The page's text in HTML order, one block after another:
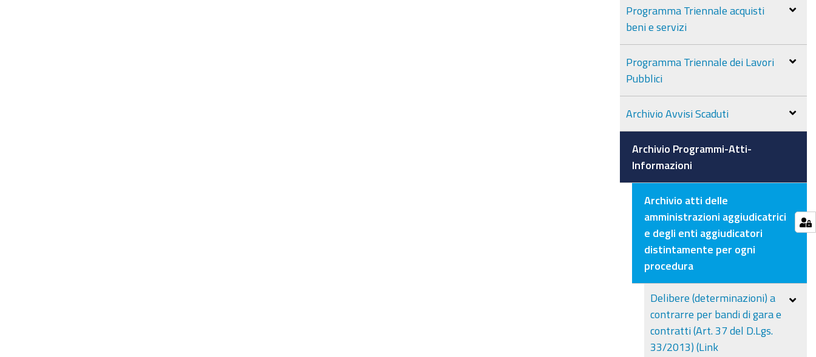
Programma Triennale acquisti
beni e servizi
Programma Triennale dei Lavori
Pubblici
Archivio Avvisi Scaduti
Archivio Programmi-Atti-
Informazioni
Archivio atti delle
amministrazioni aggiudicatrici
e degli enti aggiudicatori
distintamente per ogni
procedura
Delibere (determinazioni) a
contrarre per bandi di gara e
contratti (Art. 37 del D.Lgs.
33/2013) (Link